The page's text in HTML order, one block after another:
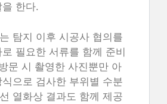
한다.
탐지 이후 시공사 협의를
필요한 서류를 함께 준비
문 시 촬영한 사진뿐만 아
으로 검사한 부위별 수분
열화상 결과도 함께 제공